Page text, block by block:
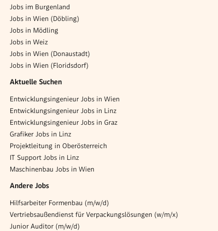
Jobs im Burgenland
Jobs in Wien (Döbling)
Jobs in Mödling
Jobs in Weiz
Jobs in Wien (Donaustadt)
Jobs in Wien (Floridsdorf)
Aktuelle Suchen
Entwicklungsingenieur Jobs in Wien
Entwicklungsingenieur Jobs in Linz
Entwicklungsingenieur Jobs in Graz
Grafiker Jobs in Linz
Projektleitung in Oberösterreich
IT Support Jobs in Linz
Maschinenbau Jobs in Wien
Andere Jobs
Hilfsarbeiter Formenbau (m/w/d)
Vertriebsaußendienst für Verpackungslösungen (w/m/x)
Junior Auditor (m/w/d)